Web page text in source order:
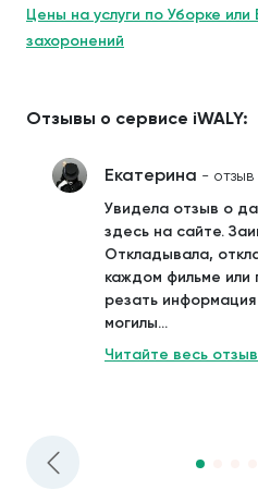
Цены на услуги по Уборке или
захоронений
Отзывы о сервисе iWALY:
Екатерина -
Увидела отзыв о
здесь на сайте.
Откладывала,
каждом фильме или
резать
могилы...
Читайте весь